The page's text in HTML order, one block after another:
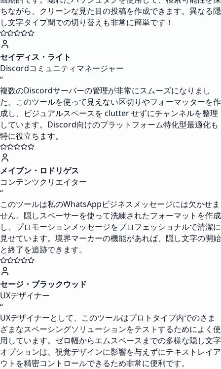
ちながら、クリーンな見た目の投稿を作成できます。異なる隠
し文字タイプ間での切り替えも非常に簡単です！
セイディス・ライト
Discordコミュニティマネージャー
“
複数のDiscordサーバーの管理が非常にスムーズになりまし
た。このツールを使って見えない区切りやフォーマッターを作
成し、ビジュアルスペースを clutter せずにチャンネルを整理
しています。Discord向けのプラットフォーム特化型最適化も
特に役立ちます。
メイブン・ロドリゲス
コンテンツクリエイター
“
このツールは私のWhatsAppビジネスメッセージには欠かせま
せん。隠しスペーサーを使って洗練されたフォーマットを作成
し、プロモーションメッセージをプロフェッショナルで清潔に
見せています。境界マーカーの機能があれば、隠し文字の開始
と終了を追跡できます。
セージ・ブラックウッド
UXデザイナー
“
UXデザイナーとして、このツールはプロトタイプ内でのさま
ざまなスペーシングソリューションをテストするためによく使
用しています。ゼロ幅からエムスペースまでの多様な隠し文字
オプションは、視覚デザインに影響を与えずにテキストレイア
ウトを精密コントロールできるため非常に便利です。